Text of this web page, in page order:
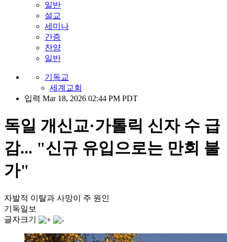
일반
설교
세미나
간증
찬양
일반
기독교
세계교회
입력 Mar 18, 2026 02:44 PM PDT
독일 개신교·가톨릭 신자 수 급
감... "신규 유입으로는 만회 불
가"
자발적 이탈과 사망이 주 원인
기독일보
글자크기